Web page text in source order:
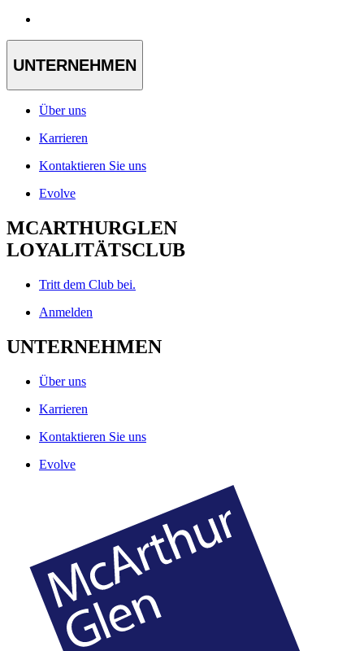
UNTERNEHMEN
Über uns
Karrieren
Kontaktieren Sie uns
Evolve
MCARTHURGLEN
LOYALITÄTSCLUB
Tritt dem Club bei.
Anmelden
UNTERNEHMEN
Über uns
Karrieren
Kontaktieren Sie uns
Evolve